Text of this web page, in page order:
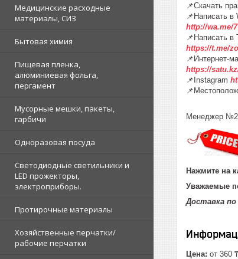
Медицинские расходные
материалы, СИЗ
Бытовая химия
Пищевая пленка,
алюминиевая фольга,
пергамент
Мусорные мешки, пакеты,
гарбичи
Одноразовая посуда
Светодиодные светильники и
LED прожекторы,
электроприборы.
Протирочные материалы
Хозяйственные перчатки/
рабочие перчатки
📌Скачать
📌Написать в
http://wa.me/
📌Написать в
https://t.me/
📌Интернет-
https://
📌Instagram
Менеджер №2
Нажмите на
Уважаемые
Доставка
Цена: от 360